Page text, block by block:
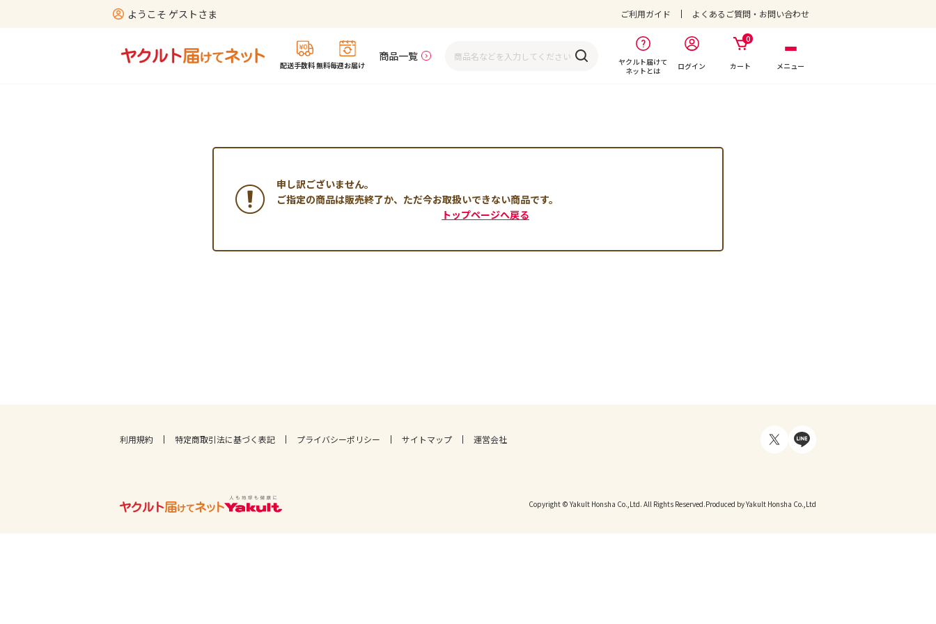
ようこそ ゲストさま ご利用ガイド よくあるご質問・お問い合わせ
配送手数料 無料毎週お届け
商品一覧
ヤクルト届けて
ネットとは
ログイン
0
カート メニュー
申し訳ございません。
ご指定の商品は販売終了か、ただ今お取扱いできない商品です。
トップページへ戻る
利用規約 特定商取引法に基づく表記 プライバシーポリシー サイトマップ 運営会社
Copyright © Yakult Honsha Co.,Ltd. All Rights Reserved.Produced by Yakult Honsha Co.,Ltd